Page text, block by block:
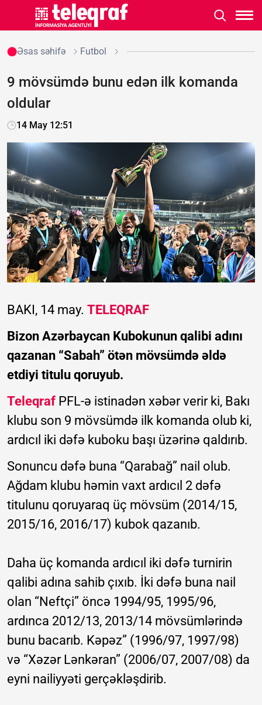
Əsas səhifə Futbol
9 mövsümdə bunu edən ilk komanda
oldular
14 May 12:51
BAKI, 14 may. TELEQRAF
Bizon Azərbaycan Kubokunun qalibi adını
qazanan “Sabah” ötən mövsümdə əldə
etdiyi titulu qoruyub.
Teleqraf PFL-ə istinadən xəbər verir ki, Bakı
klubu son 9 mövsümdə ilk komanda olub ki,
ardıcıl iki dəfə kuboku başı üzərinə qaldırıb.
Sonuncu dəfə buna “Qarabağ” nail olub.
Ağdam klubu həmin vaxt ardıcıl 2 dəfə
titulunu qoruyaraq üç mövsüm (2014/15,
2015/16, 2016/17) kubok qazanıb.
Daha üç komanda ardıcıl iki dəfə turnirin
qalibi adına sahib çıxıb. İki dəfə buna nail
olan “Neftçi” öncə 1994/95, 1995/96,
ardınca 2012/13, 2013/14 mövsümlərində
bunu bacarıb. Kəpəz” (1996/97, 1997/98)
və “Xəzər Lənkəran” (2006/07, 2007/08) da
eyni nailiyyəti gerçəkləşdirib.